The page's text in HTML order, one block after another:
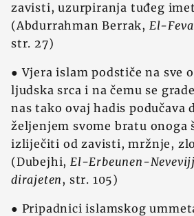
zavisti, uzurpiranja tuđeg
(Abdurrahman Berrak, El-
str. 27)
● Vjera islam podstiče na sve
ljudska srca i na čemu se
nas tako ovaj hadis podučava
željenjem svome bratu onoga
izliječiti od zavisti, mržnje,
(Dubejhi,El-Erbeunen-
dirajeten, str. 105)
● Pripadnici islamskog